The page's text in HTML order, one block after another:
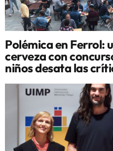
Polémica en Ferrol:
cerveza con
niños desata las